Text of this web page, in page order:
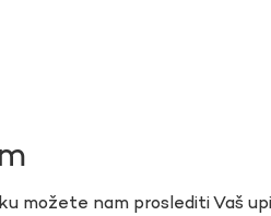
možete nam proslediti Vaš